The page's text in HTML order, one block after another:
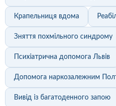
Крапельниця вдома
Зняття похмільного синдрому
Психіатрична допомога Львів
Допомога наркозалежним
Вивід із багатоденного запою